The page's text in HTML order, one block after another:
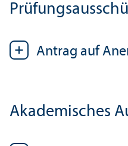
Antrag auf
Akademisches